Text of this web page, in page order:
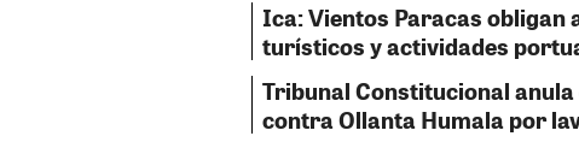
Ica: Vientos Paracas obligan
turísticos y actividades
Tribunal Constitucional anula
contra Ollanta Humala por